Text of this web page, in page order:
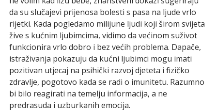
da su slučajevi prijenosa bolesti s pasa na ljude vrlo
rijetki. Kada pogledamo milijune ljudi koji širom svijeta
žive s kućnim ljubimcima, vidimo da većinom suživot
funkcionira vrlo dobro i bez većih problema. Dapače,
istraživanja pokazuju da kućni ljubimci mogu imati
pozitivan utjecaj na psihički razvoj djeteta i fizičko
zdravlje, pogotovo kada se radi o imunitetu. Razumno
bi bilo reagirati na temelju informacija, a ne
predrasuda i uzburkanih emocija.